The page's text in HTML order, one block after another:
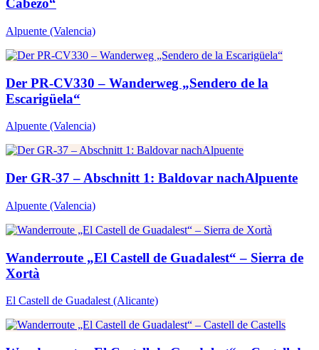
Cabezo“
Alpuente (Valencia)
Der PR-CV330 – Wanderweg „Sendero de la
Escarigüela“
Alpuente (Valencia)
Der GR-37 – Abschnitt 1: Baldovar nachAlpuente
Alpuente (Valencia)
Wanderroute „El Castell de Guadalest“ – Sierra de
Xortà
El Castell de Guadalest (Alicante)